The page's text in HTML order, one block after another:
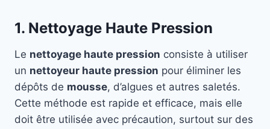
1. Nettoyage Haute Pression
Le nettoyage haute pression consiste à utiliser
un nettoyeur haute pression pour éliminer les
dépôts de mousse, d’algues et autres saletés.
Cette méthode est rapide et efficace, mais elle
doit être utilisée avec précaution, surtout sur des